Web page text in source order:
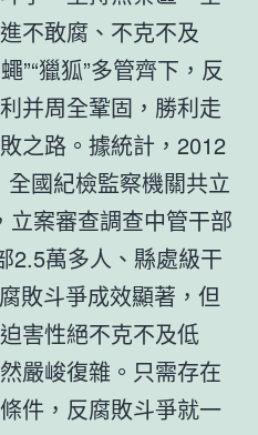
不敢腐、不克不及
”“獵狐”多管齊下，反
并周全鞏固，勝利走
之路。據統計，2012
國紀檢監察機關共立
立案審查調查中管干部
2.5萬多人、縣處級干
敗斗爭成效顯著，但
害性絕不克不及低
嚴峻復雜。只需存在
件，反腐敗斗爭就一